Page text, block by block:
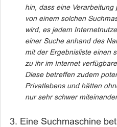
hin, dass eine
von einem solchen
wird, es jedem
einer Suche anhand des
mit der Ergebnisliste einen
zu ihr im Internet
Diese betreffen zudem
Privatlebens und hätten
nur sehr schwer
3. Eine Suchmaschine